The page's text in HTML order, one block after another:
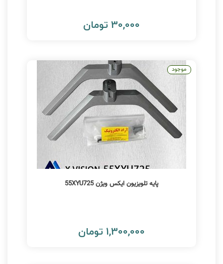
30,000 تومان
پایه تلویزیون ایکس ویژن 55XYU725
1,300,000 تومان
موجود